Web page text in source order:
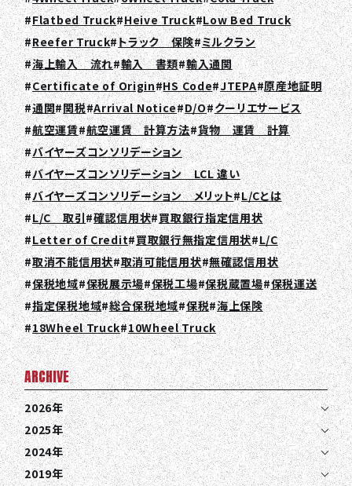
Flatbed Truck Heive Truck Low Bed Truck
Reefer Truck トラック 保険 ミルクラン
海上輸入 流れ 輸入 書類 輸入通関
Certificate of Origin HS Code JTEPA 原産地証明
通関 関税 Arrival Notice D/O クーリエサービス
航空運賃 航空運賃 計算方法 貨物 運賃 計算
バイヤーズコンソリデーション
バイヤーズコンソリデーション LCL 違い
バイヤーズコンソリデーション メリット L/Cとは
L/C 取引 確認信用状 買取銀行指定信用状
Letter of Credit 買取銀行無指定信用状 L/C
取消不能信用状 取消可能信用状 無確認信用状
保税地域 保税展示場 保税工場 保税蔵置場 保税運送
指定保税地域 総合保税地域 保税 海上保険
18Wheel Truck 10Wheel Truck
ARCHIVE
2026年
2025年
2024年
2019年